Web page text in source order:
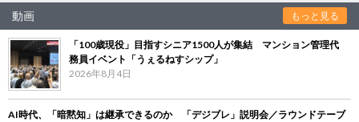
動画 もっと見る
「100歳現役」目指すシニア1500人が集結 マンション管理代
務員イベント「うぇるねすシップ」
2026年8月4日
AI時代、「暗黙知」は継承できるのか 「デジブレ」説明会／ラウンドテーブ